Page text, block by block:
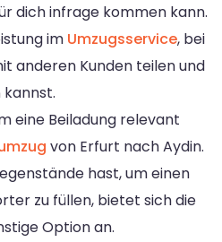
dich infrage kommen kann.
im Umzugsservice, bei
anderen Kunden teilen und
eine Beiladung relevant
von Erfurt nach Aydin.
hast, um einen
zu füllen, bietet sich die
Option an.